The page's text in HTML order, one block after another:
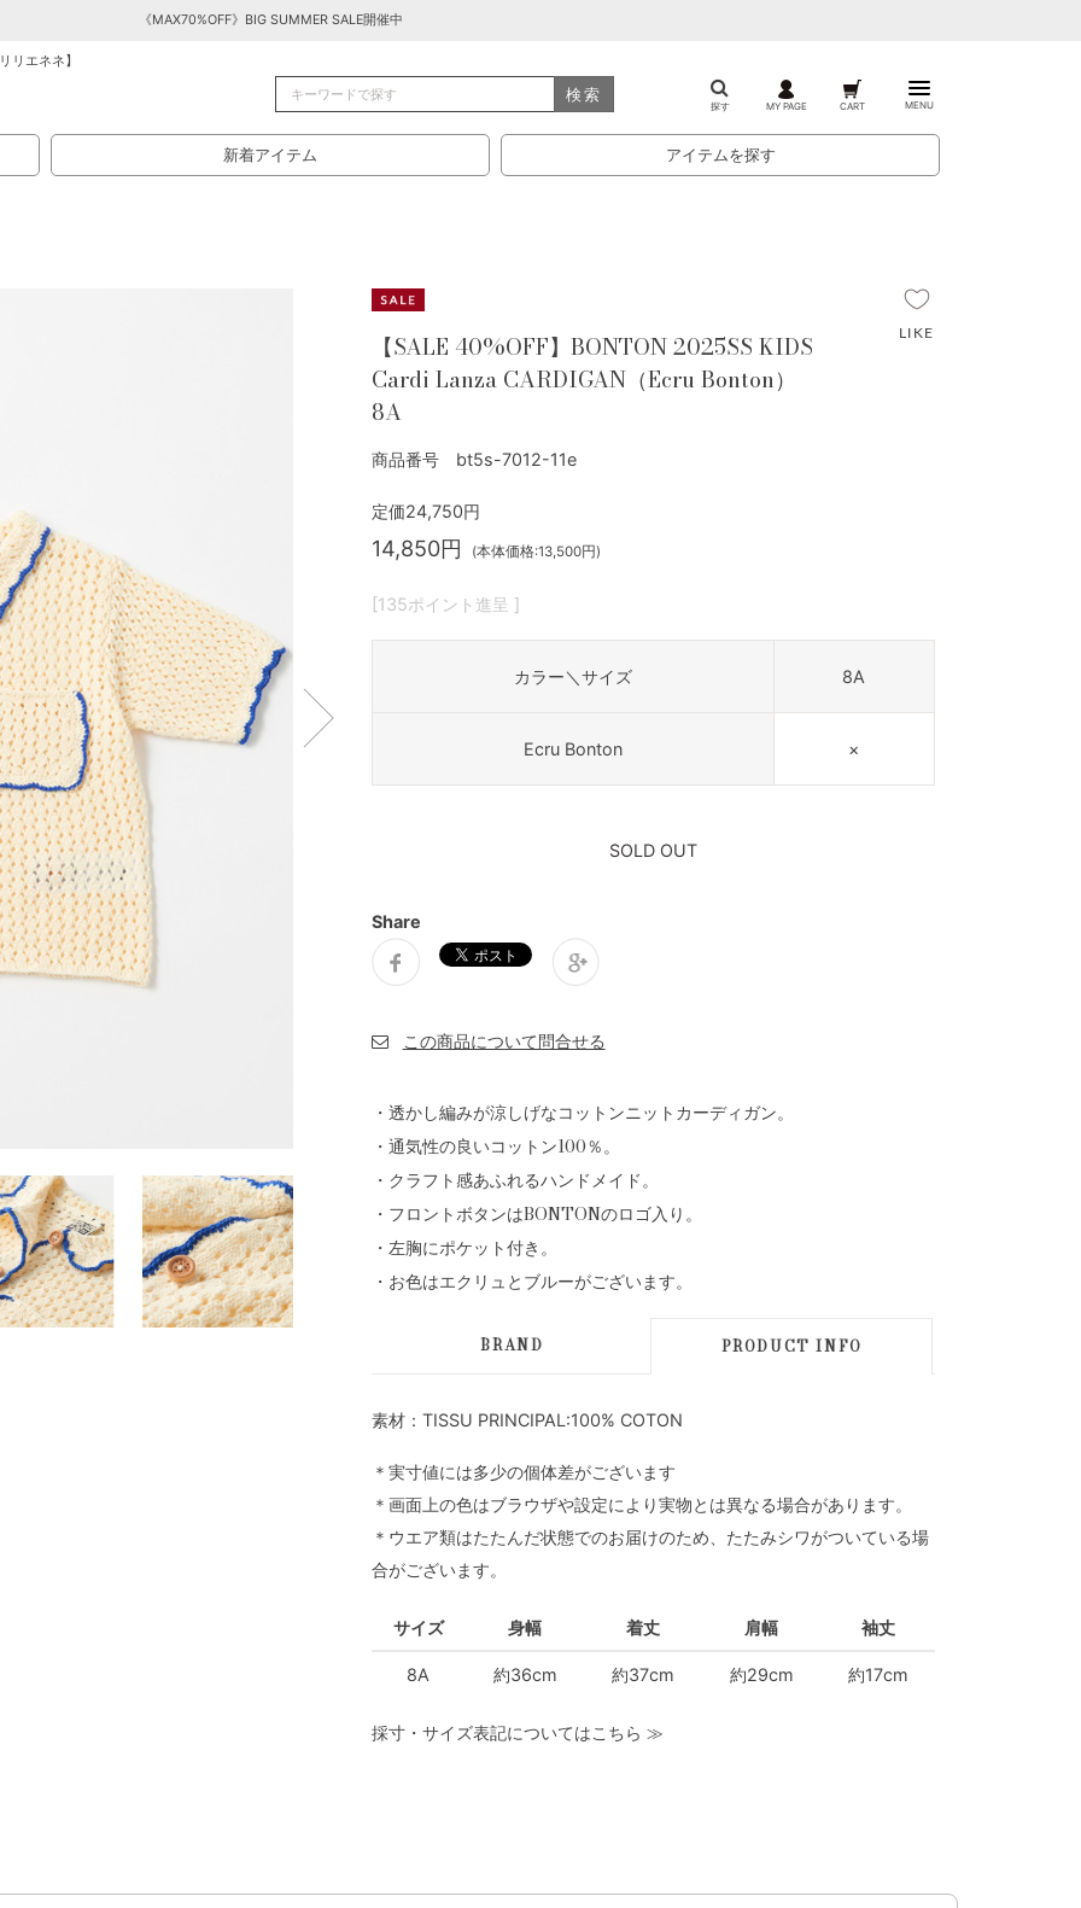
《MAX70%OFF》BIG SUMMER SALE開催中
リエネネ】
検索
探す MY PAGE CART MENU
新着アイテム アイテムを探す
【SALE 40%OFF】BONTON 2025SS KIDS
Cardi Lanza CARDIGAN（Ecru Bonton）
8A
商品番号 bt5s-7012-11e
定価24,750円
14,850円 (本体価格:13,500円)
[135ポイント進呈 ]
カラー＼サイズ 8A
Ecru Bonton ×
SOLD OUT
Share
・透かし編みが涼しげなコットンニットカーディガン。
・通気性の良いコットン100％。
・クラフト感あふれるハンドメイド。
・フロントボタンはBONTONのロゴ入り。
・左胸にポケット付き。
・お色はエクリュとブルーがございます。
BRAND PRODUCT INFO
素材：TISSU PRINCIPAL:100% COTON
＊実寸値には多少の個体差がございます
＊画面上の色はブラウザや設定により実物とは異なる場合があります。
＊ウエア類はたたんだ状態でのお届けのため、たたみシワがついている場
合がございます。
サイズ 身幅 着丈 肩幅 袖丈
8A 約36cm 約37cm 約29cm 約17cm
採寸・サイズ表記についてはこちら ≫